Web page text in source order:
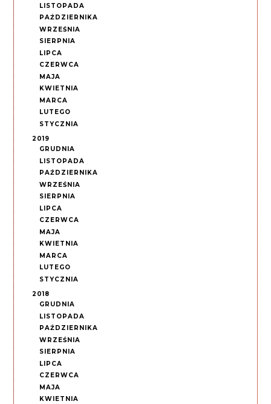
LISTOPADA
PAŹDZIERNIKA
WRZEŚNIA
SIERPNIA
LIPCA
CZERWCA
MAJA
KWIETNIA
MARCA
LUTEGO
STYCZNIA
2019
GRUDNIA
LISTOPADA
PAŹDZIERNIKA
WRZEŚNIA
SIERPNIA
LIPCA
CZERWCA
MAJA
KWIETNIA
MARCA
LUTEGO
STYCZNIA
2018
GRUDNIA
LISTOPADA
PAŹDZIERNIKA
WRZEŚNIA
SIERPNIA
LIPCA
CZERWCA
MAJA
KWIETNIA